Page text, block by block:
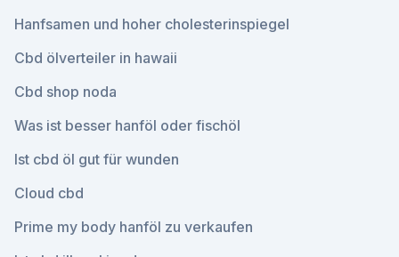
Hanfsamen und hoher cholesterinspiegel
Cbd ölverteiler in hawaii
Cbd shop noda
Was ist besser hanföl oder fischöl
Ist cbd öl gut für wunden
Cloud cbd
Prime my body hanföl zu verkaufen